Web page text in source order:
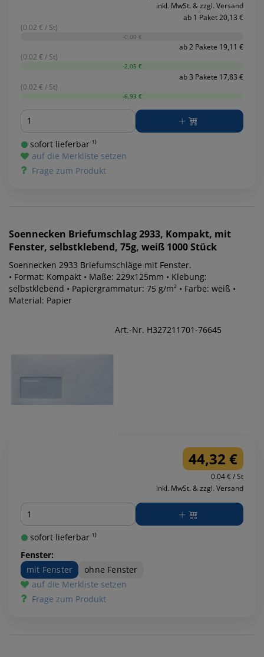
inkl. MwSt. & zzgl. Versand
ab 1 Paket 20,13 €
(0.02 € / St)
-0,00 €
ab 2 Pakete 19,11 €
(0.02 € / St)
-2,05 €
ab 3 Pakete 17,83 €
(0.02 € / St)
-6,93 €
Menge
sofort lieferbar ¹⁾
auf die Merkliste setzen
Frage zum Produkt
Soennecken Briefumschlag 2933, Kompakt, mit
Fenster, selbstklebend, 75g, weiß 1000 Stück
Soennecken 2933 Briefumschläge mit Fenster.
• Format: Kompakt • Maße: 229x125mm • Klebung:
selbstklebend • Papiergrammatur: 75 g/m² • Farbe: weiß •
Material: Papier
Art.-Nr. H327211701-76645
44,32 €
0.04 € / St
inkl. MwSt. & zzgl. Versand
Menge
sofort lieferbar ¹⁾
Fenster:
mit Fenster
ohne Fenster
auf die Merkliste setzen
Frage zum Produkt